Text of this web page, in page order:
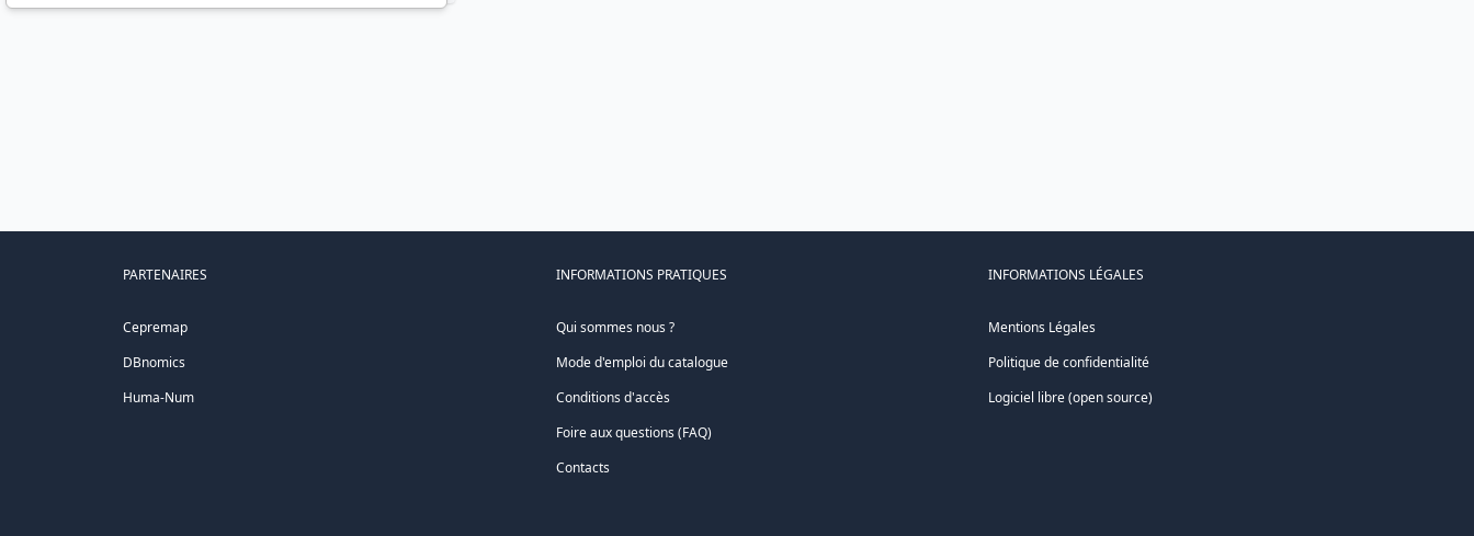
PARTENAIRES
Cepremap
DBnomics
Huma-Num
INFORMATIONS PRATIQUES
Qui sommes nous ?
Mode d'emploi du catalogue
Conditions d'accès
Foire aux questions (FAQ)
Contacts
INFORMATIONS LÉGALES
Mentions Légales
Politique de confidentialité
Logiciel libre (open source)